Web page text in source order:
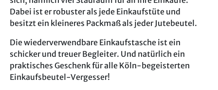
Dabei ist er robuster als jede Einkaufstüte und
besitzt ein kleineres Packmaß als jeder Jutebeutel.
Die wiederverwendbare Einkaufstasche ist ein
schicker und treuer Begleiter. Und natürlich ein
praktisches Geschenk für alle Köln-begeisterten
Einkaufsbeutel-Vergesser!